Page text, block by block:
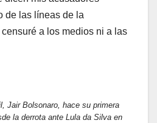
de las líneas de la
a los medios ni a las
Jair Bolsonaro, hace su primera
la derrota ante Lula da Silva en